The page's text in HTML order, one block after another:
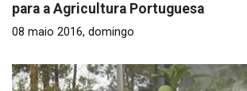
para a Agricultura Portuguesa
08 maio 2016, domingo